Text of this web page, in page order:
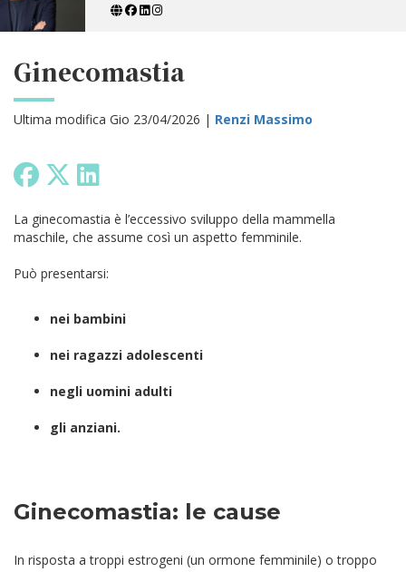
Ginecomastia
Ultima modifica Gio 23/04/2026 | Renzi Massimo
La ginecomastia è l’eccessivo sviluppo della mammella
maschile, che assume così un aspetto femminile.
Può presentarsi:
nei bambini
nei ragazzi adolescenti
negli uomini adulti
gli anziani.
Ginecomastia: le cause
In risposta a troppi estrogeni (un ormone femminile) o troppo